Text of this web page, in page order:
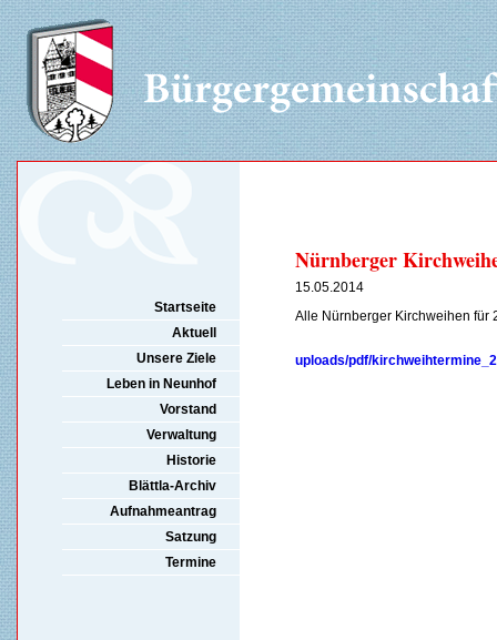
Startseite
Aktuell
Unsere Ziele
Leben in Neunhof
Vorstand
Verwaltung
Historie
Blättla-Archiv
Aufnahmeantrag
Satzung
Termine
Nürnberger
15.05.2014
Alle Nürnberger Kirchweihen für
uploads/pdf/